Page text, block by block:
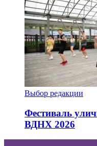
Выбор редакции
Фестиваль
ВДНХ 2026